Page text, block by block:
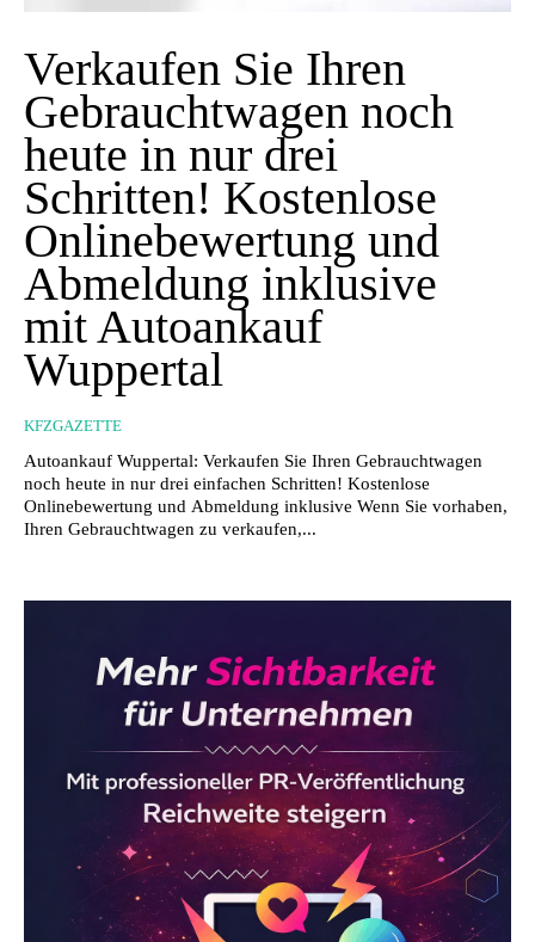
Verkaufen Sie Ihren
Gebrauchtwagen noch
heute in nur drei
Schritten! Kostenlose
Onlinebewertung und
Abmeldung inklusive
mit Autoankauf
Wuppertal
KFZGAZETTE
Autoankauf Wuppertal: Verkaufen Sie Ihren Gebrauchtwagen
noch heute in nur drei einfachen Schritten! Kostenlose
Onlinebewertung und Abmeldung inklusive Wenn Sie vorhaben,
Ihren Gebrauchtwagen zu verkaufen,...